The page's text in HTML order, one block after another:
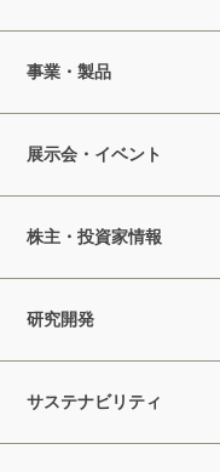
事業・製品
展示会・イベント
株主・投資家情報
研究開発
サステナビリティ